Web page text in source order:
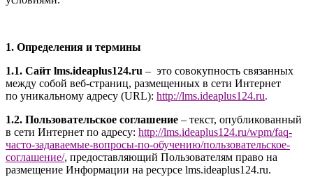
1. Определения и термины
1.1. Сайт lms.ideaplus124.ru – это совокупность связанных
между собой веб-страниц, размещенных в сети Интернет
по уникальному адресу (URL): http://lms.ideaplus124.ru.
1.2. Пользовательское соглашение – текст, опубликованный
в сети Интернет по адресу: http://lms.ideaplus124.ru/wpm/faq-
часто-задаваемые-вопросы-по-обучению/пользовательское-
соглашение/, предоставляющий Пользователям право на
размещение Информации на ресурсе lms.ideaplus124.ru.